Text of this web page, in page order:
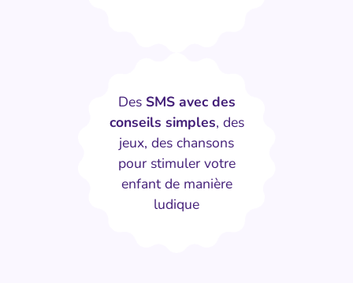
Des SMS avec des
conseils simples, des
jeux, des chansons
pour stimuler votre
enfant de manière
ludique